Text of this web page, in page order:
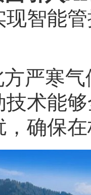
现智能
严寒
技术能
，确保